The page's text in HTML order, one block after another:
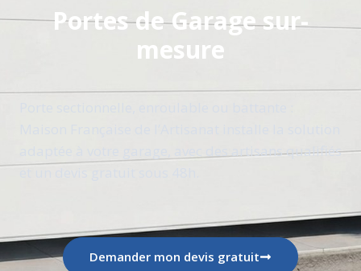
Portes de Garage sur-
mesure
adaptée à votre garage, avec des artisans qualifiés
Demander mon devis gratuit